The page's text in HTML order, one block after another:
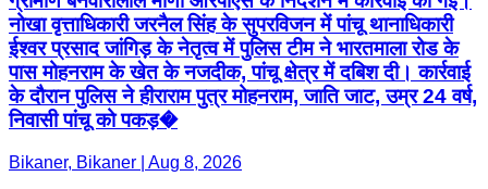
नोखा वृत्ताधिकारी जरनैल सिंह के सुपरविजन में पांचू थानाधिकारी
ईश्वर प्रसाद जांगिड़ के नेतृत्व में पुलिस टीम ने भारतमाला रोड के
पास मोहनराम के खेत के नजदीक, पांचू क्षेत्र में दबिश दी। कार्रवाई
के दौरान पुलिस ने हीराराम पुत्र मोहनराम, जाति जाट, उम्र 24 वर्ष,
निवासी पांचू को पकड़�
Bikaner, Bikaner | Aug 8, 2026